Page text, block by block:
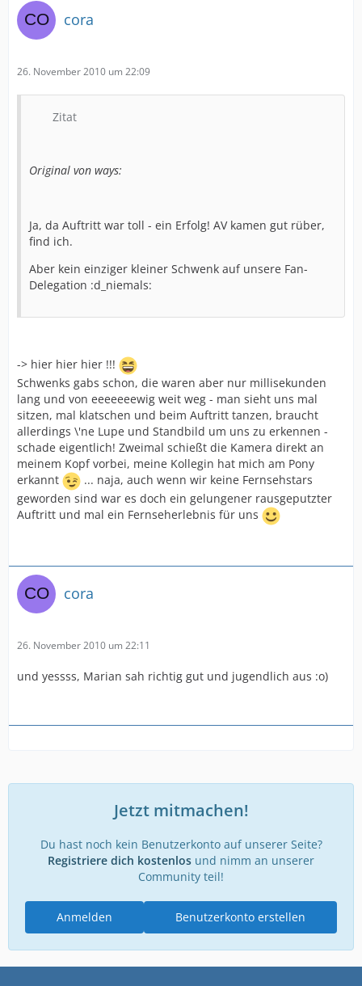
cora
26. November 2010 um 22:09
Zitat
Original von ways:
Ja, da Auftritt war toll - ein Erfolg! AV kamen gut rüber,
find ich.
Aber kein einziger kleiner Schwenk auf unsere Fan-
Delegation :d_niemals:
-> hier hier hier !!!
Schwenks gabs schon, die waren aber nur millisekunden
lang und von eeeeeeewig weit weg - man sieht uns mal
sitzen, mal klatschen und beim Auftritt tanzen, braucht
allerdings \'ne Lupe und Standbild um uns zu erkennen -
schade eigentlich! Zweimal schießt die Kamera direkt an
meinem Kopf vorbei, meine Kollegin hat mich am Pony
erkannt
... naja, auch wenn wir keine Fernsehstars
geworden sind war es doch ein gelungener rausgeputzter
Auftritt und mal ein Fernseherlebnis für uns
cora
26. November 2010 um 22:11
und yessss, Marian sah richtig gut und jugendlich aus :o)
Jetzt mitmachen!
Du hast noch kein Benutzerkonto auf unserer Seite?
Registriere dich kostenlos und nimm an unserer
Community teil!
Benutzerkonto erstellen
Anmelden